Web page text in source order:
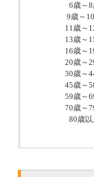
6歳～
9歳～
11歳～
13歳～
16歳～
20歳～
30歳～
45歳～
59歳～
70歳～
80歳